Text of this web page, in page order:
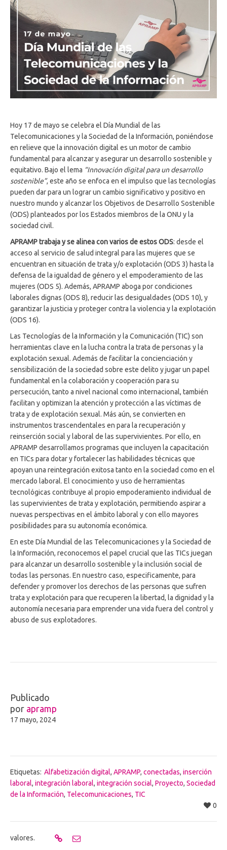
Hoy 17 de mayo se celebra el Día Mundial de las
Telecomunicaciones y la Sociedad de la Información, poniéndose
en relieve que la innovación digital es un motor de cambio
fundamental para alcanzar y asegurar un desarrollo sostenible y
equitativo. Bajo el lema “Innovación digital para un desarrollo
sostenible”, este año se enfoca en el impulso que las tecnologías
pueden dar para un lograr un cambio significativo y positivo en
nuestro mundo y alcanzar los Objetivos de Desarrollo Sostenible
(ODS) planteados por los Estados miembros de la ONU y la
sociedad civil.
APRAMP trabaja y se alinea con varios de estos ODS: desde el
acceso al servicio de salud integral para las mujeres que se
encuentran en situación de trata y/o explotación (ODS 3) hasta la
defensa de la igualdad de género y el empoderamiento de las
mujeres (ODS 5). Además, APRAMP aboga por condiciones
laborales dignas (ODS 8), reducir las desigualdades (ODS 10), y
garantizar la justicia y proteger contra la violencia y la explotación
(ODS 16).
Las Tecnologías de la Información y la Comunicación (TIC) son
herramientas clave en la lucha contra la trata de personas y la
explotación sexual. Además de facilitar la concienciación y
sensibilización de la sociedad sobre este delito y jugar un papel
fundamental en la colaboración y cooperación para su
persecución, tanto a nivel nacional como internacional, también
facilitan y optimizan la atención y protección a las víctimas de
trata y de explotación sexual. Más aún, se convierten en
instrumentos trascendentales en para la recuperación y
reinserción social y laboral de las supervivientes. Por ello, en
APRAMP desarrollamos programas que incluyen la capacitación
en TICs para dotar y fortalecer las habilidades técnicas que
apoyan una reintegración exitosa tanto en la sociedad como en el
mercado laboral. El conocimiento y uso de herramientas
tecnológicas contribuye al propio empoderamiento individual de
las supervivientes de trata y explotación, permitiendo aspirar a
nuevas perspectivas en el ámbito laboral y con ello mayores
posibilidades para su autonomía económica.
En este Día Mundial de las Telecomunicaciones y la Sociedad de
la Información, reconocemos el papel crucial que las TICs juegan
para alcanzar un desarrollo sostenible y la inclusión social de
todas las personas. En nuestro caso, especificamente, para
defender y promover los derechos de las personas que sufren
trata y explotación para que recuperen la libertad, la dignidad y la
autonomía necesaria para emprender una vida fuera del control y
abuso de sus explotadores.
Publicado
por apramp
17 mayo, 2024
Etiquetas: Alfabetización digital, APRAMP, conectadas, inserción
laboral, integración laboral, integración social, Proyecto, Sociedad
de la Información, Telecomunicaciones, TIC
0
valores.